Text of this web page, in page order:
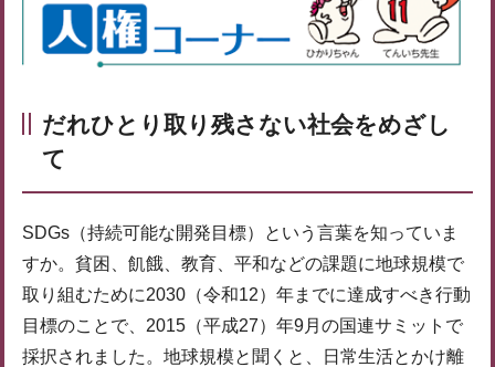
だれひとり取り残さない社会をめざし
て
SDGs（持続可能な開発目標）という言葉を知っていま
すか。貧困、飢餓、教育、平和などの課題に地球規模で
取り組むために2030（令和12）年までに達成すべき行動
目標のことで、2015（平成27）年9月の国連サミットで
採択されました。地球規模と聞くと、日常生活とかけ離